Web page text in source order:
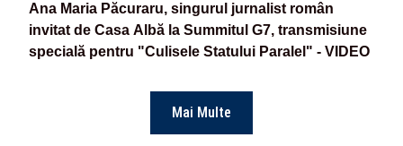
Ana Maria Păcuraru, singurul jurnalist român
invitat de Casa Albă la Summitul G7, transmisiune
specială pentru "Culisele Statului Paralel" - VIDEO
Mai Multe